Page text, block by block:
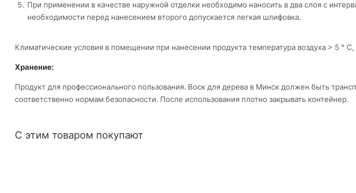
При применении в качестве наружной отделки необходимо наносить в два слоя с
необходимости перед нанесением второго допускается легкая шлифовка.
Климатические условия в помещении при нанесении продукта температура воздуха > 5 °
Хранение:
Продукт для профессионального пользования. Воск для дерева в Минск должен быть
соответственно нормам безопасности. После использования плотно закрывать контейнер.
С этим товаром покупают